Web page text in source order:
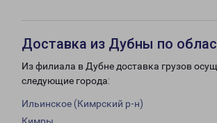
Доставка из Дубны по
Из филиала в Дубне доставка грузов
следующие города:
Ильинское (Кимрский р-н)